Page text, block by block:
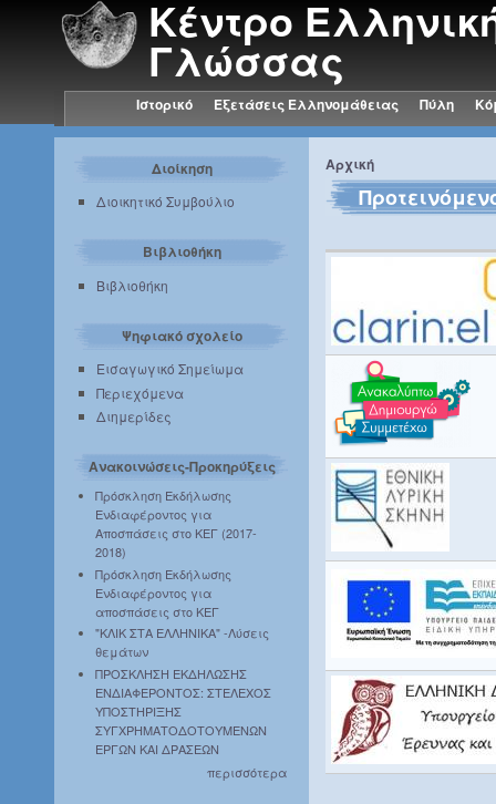
Κέντρο
Γλώσσας
Ιστορικό Εξετάσεις Ελληνομάθειας Πύλη
Διοίκηση
Διοικητικό Συμβούλιο
Βιβλιοθήκη
Βιβλιοθήκη
Ψηφιακό σχολείο
Εισαγωγικό Σημείωμα
Περιεχόμενα
Διημερίδες
Ανακοινώσεις-Προκηρύξεις
Πρόσκληση Εκδήλωσης
Ενδιαφέροντος για
Αποσπάσεις στο ΚΕΓ (2017-
2018)
Πρόσκληση Εκδήλωσης
Ενδιαφέροντος για
αποσπάσεις στο ΚΕΓ
"ΚΛΙΚ ΣΤΑ ΕΛΛΗΝΙΚΑ" -Λύσεις
θεμάτων
ΠΡΟΣΚΛΗΣΗ ΕΚΔΗΛΩΣΗΣ
ΕΝΔΙΑΦΕΡΟΝΤΟΣ: ΣΤΕΛΕΧΟΣ
ΥΠΟΣΤΗΡΙΞΗΣ
ΣΥΓΧΡΗΜΑΤΟΔΟΤΟΥΜΕΝΩΝ
ΕΡΓΩΝ ΚΑΙ ΔΡΑΣΕΩΝ
περισσότερα
Αρχική